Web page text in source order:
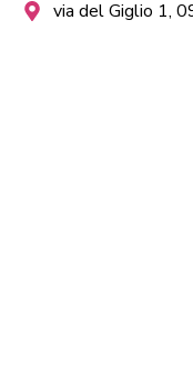
via del Giglio 1,